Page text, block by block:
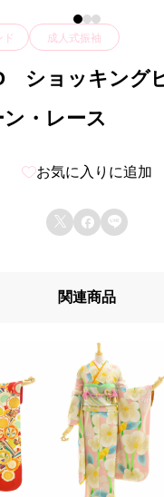
ド 成人式振袖
ショッキング
・レース
お気に入りに追加
  
関連商品